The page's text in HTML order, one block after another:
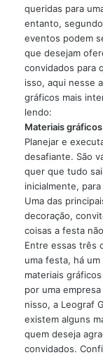
queridas para
entanto,
eventos podem
que desejam
convidados para
isso, aqui nesse
gráficos mais
lendo:
Materiais
Planejar e
desafiante. São
quer que tudo
inicialmente,
Uma das
decoração,
coisas a festa
Entre essas três
uma festa, há
materiais
por uma
nisso, a Leograf
existem alguns
quem deseja
convidados.